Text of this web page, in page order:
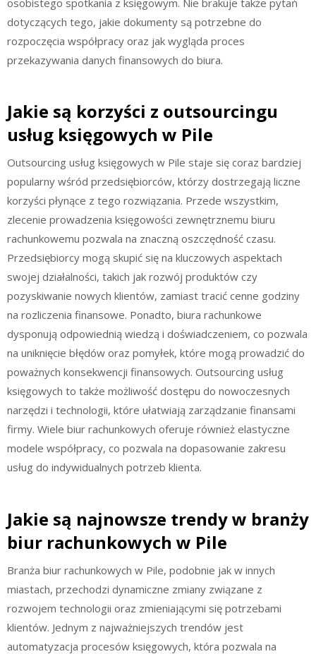
dotyczących tego, jakie dokumenty są potrzebne do
rozpoczęcia współpracy oraz jak wygląda proces
przekazywania danych finansowych do biura.
Jakie są korzyści z outsourcingu
usług księgowych w Pile
Outsourcing usług księgowych w Pile staje się coraz bardziej
popularny wśród przedsiębiorców, którzy dostrzegają liczne
korzyści płynące z tego rozwiązania. Przede wszystkim,
zlecenie prowadzenia księgowości zewnętrznemu biuru
rachunkowemu pozwala na znaczną oszczędność czasu.
Przedsiębiorcy mogą skupić się na kluczowych aspektach
swojej działalności, takich jak rozwój produktów czy
pozyskiwanie nowych klientów, zamiast tracić cenne godziny
na rozliczenia finansowe. Ponadto, biura rachunkowe
dysponują odpowiednią wiedzą i doświadczeniem, co pozwala
na uniknięcie błędów oraz pomyłek, które mogą prowadzić do
poważnych konsekwencji finansowych. Outsourcing usług
księgowych to także możliwość dostępu do nowoczesnych
narzędzi i technologii, które ułatwiają zarządzanie finansami
firmy. Wiele biur rachunkowych oferuje również elastyczne
modele współpracy, co pozwala na dopasowanie zakresu
usług do indywidualnych potrzeb klienta.
Jakie są najnowsze trendy w branży
biur rachunkowych w Pile
Branża biur rachunkowych w Pile, podobnie jak w innych
miastach, przechodzi dynamiczne zmiany związane z
rozwojem technologii oraz zmieniającymi się potrzebami
klientów. Jednym z najważniejszych trendów jest
automatyzacja procesów księgowych, która pozwala na